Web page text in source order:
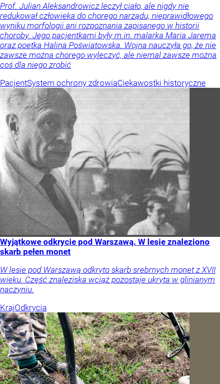
Prof. Julian Aleksandrowicz leczył ciało, ale nigdy nie
redukował człowieka do chorego narządu, nieprawidłowego
wyniku morfologii ani rozpoznania zapisanego w historii
choroby. Jego pacjentkami były m.in. malarka Maria Jarema
oraz poetka Halina Poświatowska. Wojna nauczyła go, że nie
zawsze można chorego wyleczyć, ale niemal zawsze można
coś dla niego zrobić
PacjentSystem ochrony zdrowiaCiekawostki historyczne
Wyjątkowe odkrycie pod Warszawą. W lesie znaleziono
skarb pełen monet
W lesie pod Warszawą odkryto skarb srebrnych monet z XVII
wieku. Część znaleziska wciąż pozostaje ukryta w glinianym
naczyniu.
KrajOdkrycia